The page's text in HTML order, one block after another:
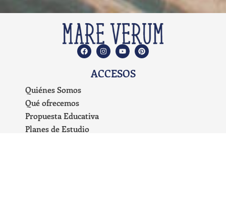
ACCESOS
Quiénes Somos
Qué ofrecemos
Propuesta Educativa
Planes de Estudio